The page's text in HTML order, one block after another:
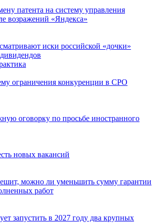
патента на систему управления
возражений «Яндекса»
иски российской «дочки»
ограничения конкуренции в СРО
оговорку по просьбе иностранного
новых вакансий
можно ли уменьшить сумму гарантии
работ
запустить в 2027 году два крупных